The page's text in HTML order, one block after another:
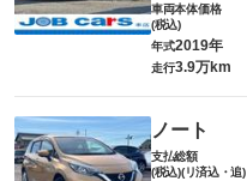
車両本体価格
(税込)
年式2019年
走行3.9万km
ノート
支払総額
(税込)(リ済込・追)